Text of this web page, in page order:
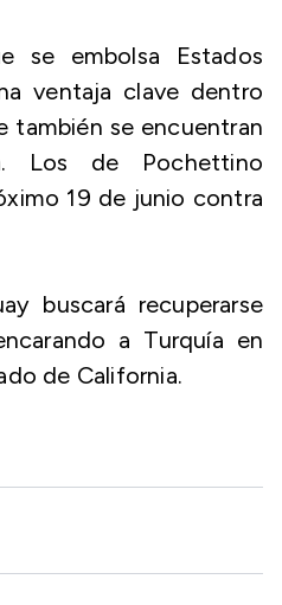
se embolsa Estados
ventaja clave dentro
también se encuentran
Los de Pochettino
19 de junio contra
buscará recuperarse
a Turquía en
de California.